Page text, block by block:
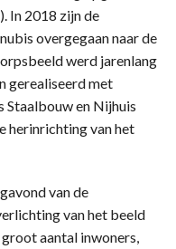
In 2018 zijn de
overgegaan naar de
werd jarenlang
gerealiseerd met
Staalbouw en Nijhuis
herinrichting van het
van de
van het beeld
aantal inwoners,